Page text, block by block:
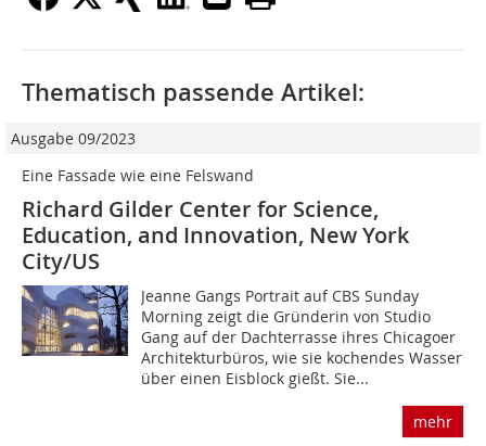
Thematisch passende Artikel:
Ausgabe 09/2023
Eine Fassade wie eine Felswand
Richard Gilder Center for Science,
Education, and Innovation, New York
City/US
Jeanne Gangs Portrait auf CBS Sunday
Morning zeigt die Gründerin von Studio
Gang auf der Dachterrasse ihres Chicagoer
Architekturbüros, wie sie kochendes Wasser
über einen Eisblock gießt. Sie...
mehr